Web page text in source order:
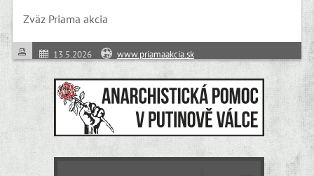
Zväz Priama akcia
13.5.2026 www.priamaakcia.sk